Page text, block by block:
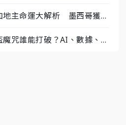
地主命運大解析 墨西哥獲數
咒誰能打破？AI、數據、塔